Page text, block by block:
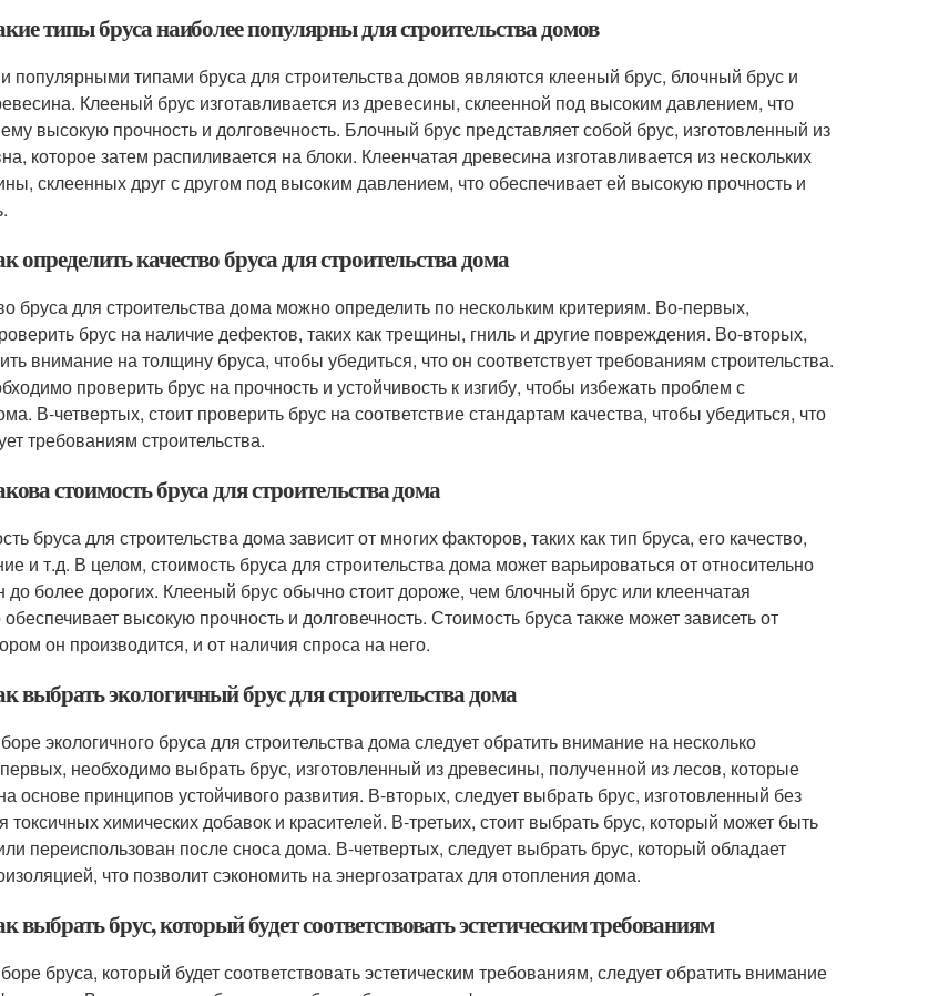
типы бруса наиболее популярны для строительства домов
типами бруса для строительства домов являются клееный брус, блочный брус и
Клееный брус изготавливается из древесины, склеенной под высоким давлением, что
высокую прочность и долговечность. Блочный брус представляет собой брус, изготовленный из
которое затем распиливается на блоки. Клеенчатая древесина изготавливается из нескольких
склеенных друг с другом под высоким давлением, что обеспечивает ей высокую прочность и
определить качество бруса для строительства дома
бруса для строительства дома можно определить по нескольким критериям. Во-первых,
брус на наличие дефектов, таких как трещины, гниль и другие повреждения. Во-вторых,
внимание на толщину бруса, чтобы убедиться, что он соответствует требованиям строительства.
проверить брус на прочность и устойчивость к изгибу, чтобы избежать проблем с
В-четвертых, стоит проверить брус на соответствие стандартам качества, чтобы убедиться, что
требованиям строительства.
стоимость бруса для строительства дома
бруса для строительства дома зависит от многих факторов, таких как тип бруса, его качество,
и т.д. В целом, стоимость бруса для строительства дома может варьироваться от относительно
до более дорогих. Клееный брус обычно стоит дороже, чем блочный брус или клеенчатая
высокую прочность и долговечность. Стоимость бруса также может зависеть от
он производится, и от наличия спроса на него.
выбрать экологичный брус для строительства дома
экологичного бруса для строительства дома следует обратить внимание на несколько
необходимо выбрать брус, изготовленный из древесины, полученной из лесов, которые
основе принципов устойчивого развития. В-вторых, следует выбрать брус, изготовленный без
токсичных химических добавок и красителей. В-третьих, стоит выбрать брус, который может быть
переиспользован после сноса дома. В-четвертых, следует выбрать брус, который обладает
что позволит сэкономить на энергозатратах для отопления дома.
выбрать брус, который будет соответствовать эстетическим требованиям
бруса, который будет соответствовать эстетическим требованиям, следует обратить внимание